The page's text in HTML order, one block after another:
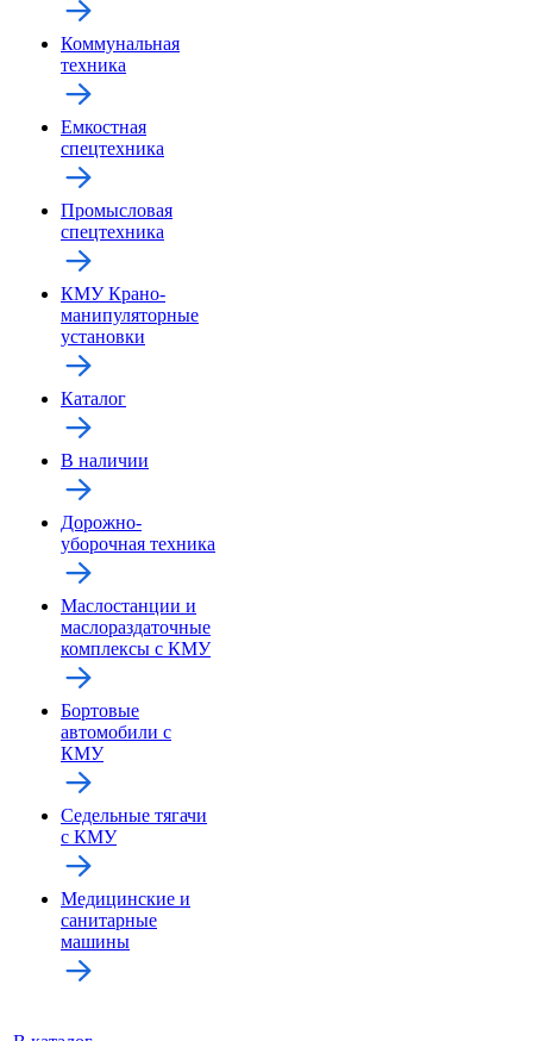
Коммунальная
техника
Емкостная
спецтехника
Промысловая
спецтехника
КМУ Крано-
манипуляторные
установки
Каталог
В наличии
Дорожно-
уборочная техника
Маслостанции и
маслораздаточные
комплексы с КМУ
Бортовые
автомобили с
КМУ
Седельные тягачи
с КМУ
Медицинские и
санитарные
машины